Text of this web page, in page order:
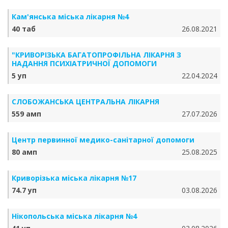
Кам'янська міська лікарня №4
40 таб
26.08.2021
"КРИВОРІЗЬКА БАГАТОПРОФІЛЬНА ЛІКАРНЯ З
НАДАННЯ ПСИХІАТРИЧНОЇ ДОПОМОГИ
5 уп
22.04.2024
СЛОБОЖАНСЬКА ЦЕНТРАЛЬНА ЛІКАРНЯ
559 амп
27.07.2026
Центр первинної медико-санітарної допомоги
80 амп
25.08.2025
Криворізька міська лікарня №17
74.7 уп
03.08.2026
Нікопольська міська лікарня №4